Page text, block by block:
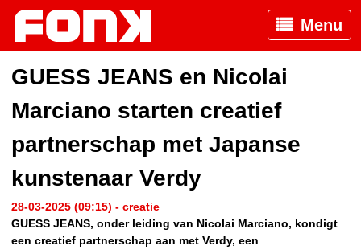
Menu
GUESS JEANS en Nicolai
Marciano starten creatief
partnerschap met Japanse
kunstenaar Verdy
28-03-2025 (09:15) - creatie
GUESS JEANS, onder leiding van Nicolai Marciano, kondigt
een creatief partnerschap aan met Verdy, een